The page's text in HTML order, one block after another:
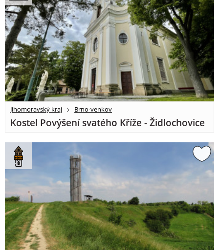
Jihomoravský kraj Brno-venkov
Kostel Povýšení svatého Kříže - Židlochovice